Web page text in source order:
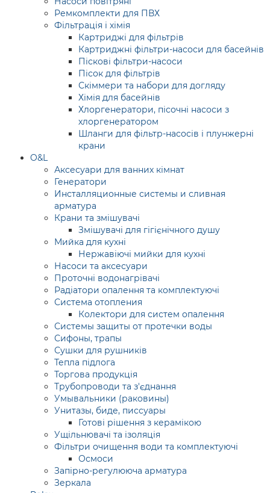
Ремкомплекти для ПВХ
Фільтрація і хімія
Картриджі для фільтрів
Картриджні фільтри-насоси для басейнів
Піскові фільтри-насоси
Пісок для фільтрів
Скіммери та набори для догляду
Хімія для басейнів
Хлоргенератори, пісочні насоси з
хлоргенератором
Шланги для фільтр-насосів і плунжерні
крани
O&L
Аксесуари для ванних кімнат
Генератори
Инсталляционные системы и сливная
арматура
Крани та змішувачі
Змішувачі для гігієнічного душу
Мийка для кухні
Нержавіючі мийки для кухні
Насоси та аксесуари
Проточні водонагрівачі
Радіатори опалення та комплектуючі
Система отопления
Колектори для систем опалення
Системы защиты от протечки воды
Сифоны, трапы
Сушки для рушників
Тепла підлога
Торгова продукція
Трубопроводи та з'єднання
Умывальники (раковины)
Унитазы, биде, писсуары
Готові рішення з керамікою
Ущільнювачі та ізоляція
Фільтри очищення води та комплектуючі
Осмоси
Запірно-регулююча арматура
Зеркала